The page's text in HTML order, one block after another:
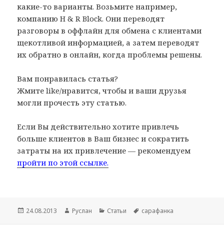
какие-то варианты. Возьмите например,
компанию H & R Block. Они переводят
разговоры в оффлайн для обмена с клиентами
щекотливой информацией, а затем переводят
их обратно в онлайн, когда проблемы решены.
Вам понравилась статья?
Жмите like/нравится, чтобы и ваши друзья
могли прочесть эту статью.
Если Вы действительно хотите привлечь
больше клиентов в Ваш бизнес и сократить
затраты на их привлечение — рекомендуем
пройти по этой ссылке.
Опубликовано
24.08.2013 Автор
Руслан Рубрики
Статьи Метки
сарафанка